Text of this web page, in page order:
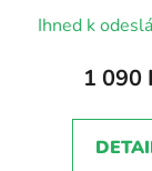
z
Ihned k
1 090